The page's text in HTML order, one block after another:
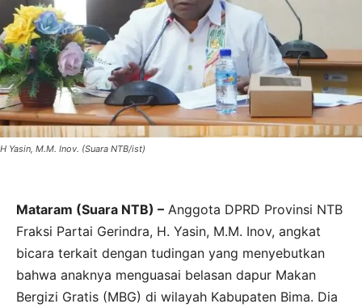
H Yasin, M.M. Inov. (Suara NTB/ist)
Mataram (Suara NTB) – Anggota DPRD Provinsi NTB
Fraksi Partai Gerindra, H. Yasin, M.M. Inov, angkat
bicara terkait dengan tudingan yang menyebutkan
bahwa anaknya menguasai belasan dapur Makan
Bergizi Gratis (MBG) di wilayah Kabupaten Bima. Dia